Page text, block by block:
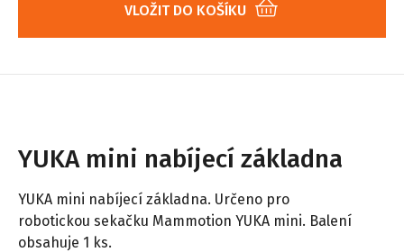
VLOŽIT DO KOŠÍKU
YUKA mini nabíjecí základna
YUKA mini nabíjecí základna. Určeno pro
robotickou sekačku Mammotion YUKA mini. Balení
obsahuje 1 ks.